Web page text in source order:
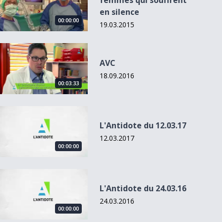
00:00:00
en silence
19.03.2015
00:03:33
AVC
18.09.2016
00:00:00
L'Antidote du 12.03.17
12.03.2017
00:00:00
L'Antidote du 24.03.16
24.03.2016